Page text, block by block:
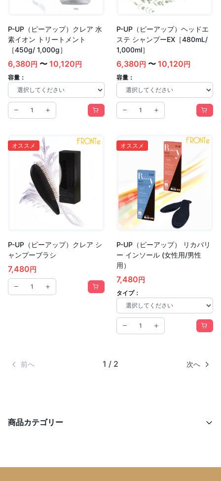
P-UP（ピーアップ）クレア 水
素イオン トリートメント
［450g/ 1,000g］
6,380円 〜 10,120円
容量：
P-UP（ピーアップ）ヘッドエ
ステ シャンプーEX［480mL/
1,000ml］
6,380円 〜 10,120円
容量：
オススメ
P-UP（ピーアップ）クレア シ
ャンプーブラシ
7,480円
オススメ
P-UP（ピーアップ） リカバリ
ー インソール (女性用/男性
用）
7,480円
タイプ：
前へ 1 / 2 次へ
商品カテゴリー